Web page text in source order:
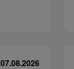
07.08.2026